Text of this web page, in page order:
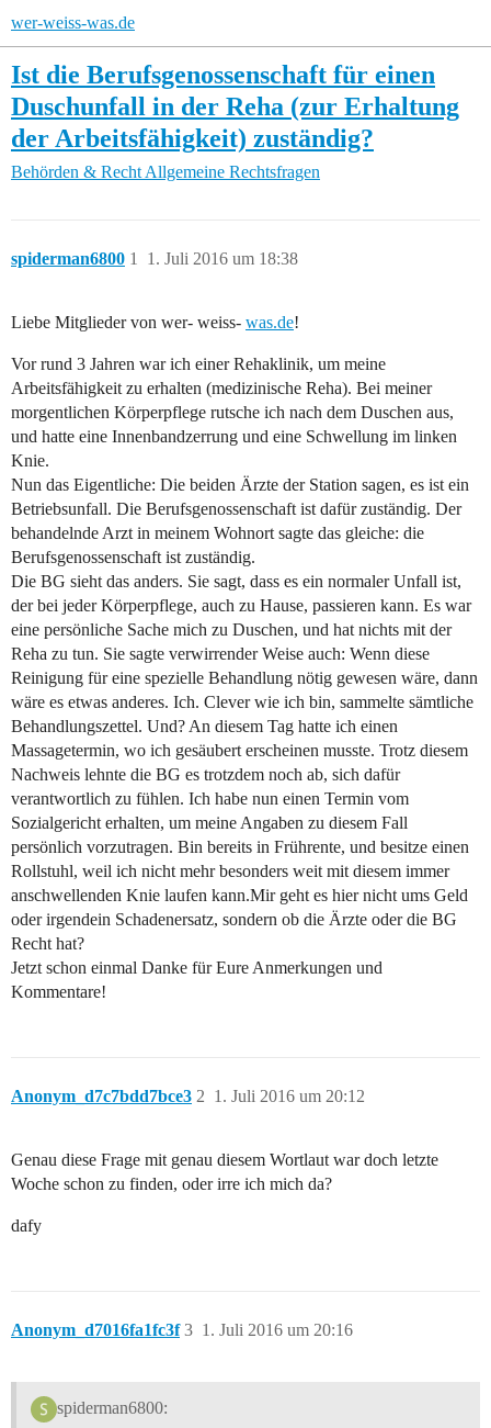
wer-weiss-was.de
Ist die Berufsgenossenschaft für einen
Duschunfall in der Reha (zur Erhaltung
der Arbeitsfähigkeit) zuständig?
Behörden & Recht Allgemeine Rechtsfragen
spiderman6800 1. Juli 2016 um 18:38
1
Liebe Mitglieder von wer- weiss- was.de!
Vor rund 3 Jahren war ich einer Rehaklinik, um meine
Arbeitsfähigkeit zu erhalten (medizinische Reha). Bei meiner
morgentlichen Körperpflege rutsche ich nach dem Duschen aus,
und hatte eine Innenbandzerrung und eine Schwellung im linken
Knie.
Nun das Eigentliche: Die beiden Ärzte der Station sagen, es ist ein
Betriebsunfall. Die Berufsgenossenschaft ist dafür zuständig. Der
behandelnde Arzt in meinem Wohnort sagte das gleiche: die
Berufsgenossenschaft ist zuständig.
Die BG sieht das anders. Sie sagt, dass es ein normaler Unfall ist,
der bei jeder Körperpflege, auch zu Hause, passieren kann. Es war
eine persönliche Sache mich zu Duschen, und hat nichts mit der
Reha zu tun. Sie sagte verwirrender Weise auch: Wenn diese
Reinigung für eine spezielle Behandlung nötig gewesen wäre, dann
wäre es etwas anderes. Ich. Clever wie ich bin, sammelte sämtliche
Behandlungszettel. Und? An diesem Tag hatte ich einen
Massagetermin, wo ich gesäubert erscheinen musste. Trotz diesem
Nachweis lehnte die BG es trotzdem noch ab, sich dafür
verantwortlich zu fühlen. Ich habe nun einen Termin vom
Sozialgericht erhalten, um meine Angaben zu diesem Fall
persönlich vorzutragen. Bin bereits in Frührente, und besitze einen
Rollstuhl, weil ich nicht mehr besonders weit mit diesem immer
anschwellenden Knie laufen kann.Mir geht es hier nicht ums Geld
oder irgendein Schadenersatz, sondern ob die Ärzte oder die BG
Recht hat?
Jetzt schon einmal Danke für Eure Anmerkungen und
Kommentare!
Anonym_d7c7bdd7bce3 1. Juli 2016 um 20:12
2
Genau diese Frage mit genau diesem Wortlaut war doch letzte
Woche schon zu finden, oder irre ich mich da?
dafy
Anonym_d7016fa1fc3f 1. Juli 2016 um 20:16
3
spiderman6800: